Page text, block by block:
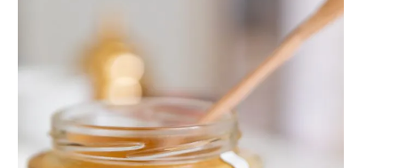
O poveste in care sexul se
confunda cu dragostea,
cinismul cu idealismul si
poezia cu umorul.